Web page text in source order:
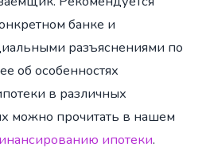
банке и
разъяснениями по
об особенностях
в различных
можно прочитать в нашем
ипотеки.